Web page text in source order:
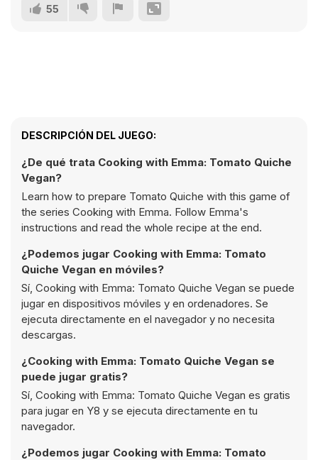
55
DESCRIPCIÓN DEL JUEGO:
¿De qué trata Cooking with Emma: Tomato Quiche
Vegan?
Learn how to prepare Tomato Quiche with this game of
the series Cooking with Emma. Follow Emma's
instructions and read the whole recipe at the end.
¿Podemos jugar Cooking with Emma: Tomato
Quiche Vegan en móviles?
Sí, Cooking with Emma: Tomato Quiche Vegan se puede
jugar en dispositivos móviles y en ordenadores. Se
ejecuta directamente en el navegador y no necesita
descargas.
¿Cooking with Emma: Tomato Quiche Vegan se
puede jugar gratis?
Sí, Cooking with Emma: Tomato Quiche Vegan es gratis
para jugar en Y8 y se ejecuta directamente en tu
navegador.
¿Podemos jugar Cooking with Emma: Tomato